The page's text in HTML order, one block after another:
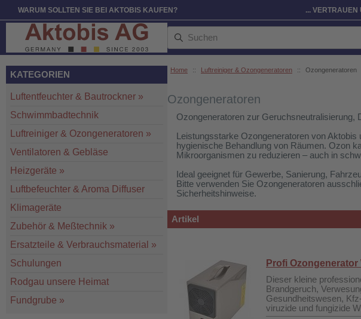
WARUM SOLLTEN SIE BEI AKTOBIS KAUFEN? ... VERTRAUEN
Home :: Luftreiniger & Ozongeneratoren :: Ozongeneratoren
Ozongeneratoren
Ozongeneratoren zur Geruchsneutralisierung,
Leistungsstarke Ozongeneratoren von
hygienische Behandlung von Räumen. Ozon
Mikroorganismen zu reduzieren – auch in
Ideal geeignet für Gewerbe, Sanierung,
Bitte verwenden Sie Ozongeneratoren
Sicherheitshinweise.
Artikel
Profi Ozongenerator
Dieser kleine
Brandgeruch,
Gesundheitswesen,
viruzide und fungizide
KATEGORIEN
Luftentfeuchter & Bautrockner »
Schwimmbadtechnik
Luftreiniger & Ozongeneratoren »
Ventilatoren & Gebläse
Heizgeräte »
Luftbefeuchter & Aroma Diffuser
Klimageräte
Zubehör & Meßtechnik »
Ersatzteile & Verbrauchsmaterial »
Schulungen
Rodgau unsere Heimat
Fundgrube »